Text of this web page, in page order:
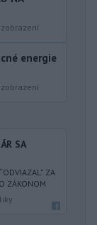
zobrazení
energie
zobrazení
SA
ZA
ZÁKONOM